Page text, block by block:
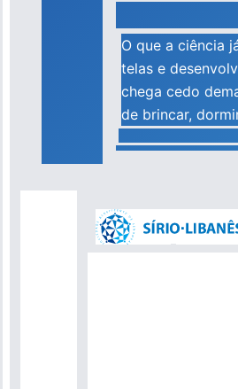
O que a ciência
telas e
chega cedo
de brincar,